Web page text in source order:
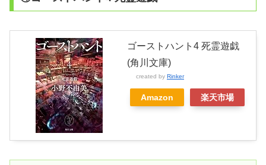
ゴーストハント4 死霊遊戯
(角川文庫)
created by Rinker
Amazon 楽天市場